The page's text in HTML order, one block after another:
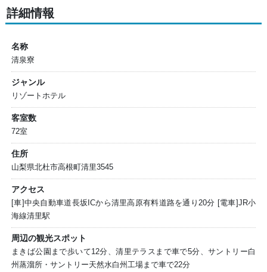
詳細情報
名称
清泉寮
ジャンル
リゾートホテル
客室数
72室
住所
山梨県北杜市高根町清里3545
アクセス
[車]中央自動車道長坂ICから清里高原有料道路を通り20分 [電車]JR小
海線清里駅
周辺の観光スポット
まきば公園まで歩いて12分、清里テラスまで車で5分、サントリー白
州蒸溜所・サントリー天然水白州工場まで車で22分